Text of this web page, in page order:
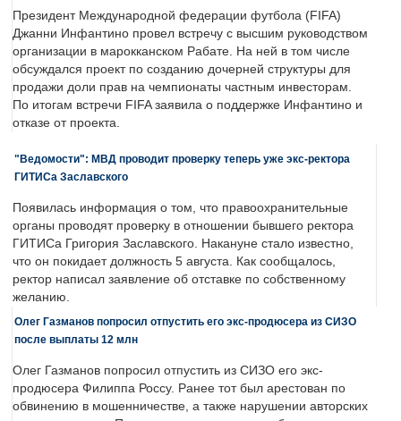
Президент Международной федерации футбола (FIFA)
Джанни Инфантино провел встречу с высшим руководством
организации в марокканском Рабате. На ней в том числе
обсуждался проект по созданию дочерней структуры для
продажи доли прав на чемпионаты частным инвесторам.
По итогам встречи FIFA заявила о поддержке Инфантино и
отказе от проекта.
"Ведомости": МВД проводит проверку теперь уже экс-ректора
ГИТИСа Заславского
Появилась информация о том, что правоохранительные
органы проводят проверку в отношении бывшего ректора
ГИТИСа Григория Заславского. Накануне стало известно,
что он покидает должность 5 августа. Как сообщалось,
ректор написал заявление об отставке по собственному
желанию.
Олег Газманов попросил отпустить его экс-продюсера из СИЗО
после выплаты 12 млн
Олег Газманов попросил отпустить из СИЗО его экс-
продюсера Филиппа Россу. Ранее тот был арестован по
обвинению в мошенничестве, а также нарушении авторских